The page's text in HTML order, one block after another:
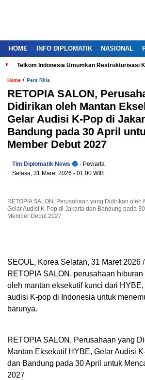
HOME INFO DIPLOMATIK NASIONAL
Telkom Indonesia Umumkan Restrukturisasi
Home / Pers Rilis
RETOPIA SALON,
Didirikan oleh Mantan
Gelar Audisi K-Pop di
Bandung pada 30 April
Member Debut 2027
Tim Diplomatik News
- Pewarta
Selasa, 31 Maret 2026 - 01:00 WIB
RETOPIA SALON, Perusahaan yang Didirikan oleh
Gelar Audisi K-Pop di Jakarta dan Bandung pada
Member Debut 2027
SEOUL, Korea Selatan, 31 Maret 2026
RETOPIA SALON, perusahaan
oleh mantan eksekutif kunci dari
audisi K-pop di Indonesia untuk
barunya.
RETOPIA SALON, Perusahaan yang
Mantan Eksekutif HYBE, Gelar Audisi
dan Bandung pada 30 April untuk
2027